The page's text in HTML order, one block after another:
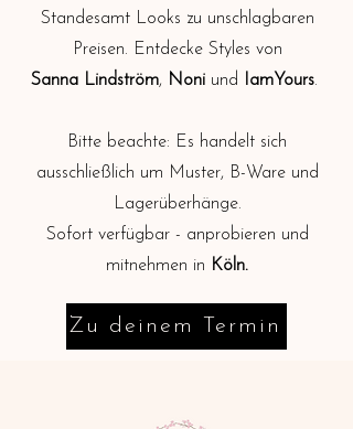
Standesamt Looks zu unschlagbaren
Preisen. Entdecke Styles von
Sanna Lindström, Noni und IamYours.
Bitte beachte: Es handelt sich
ausschließlich um Muster, B-Ware und
Lagerüberhänge.
Sofort verfügbar - anprobieren und
mitnehmen in Köln.
Zu deinem Termin